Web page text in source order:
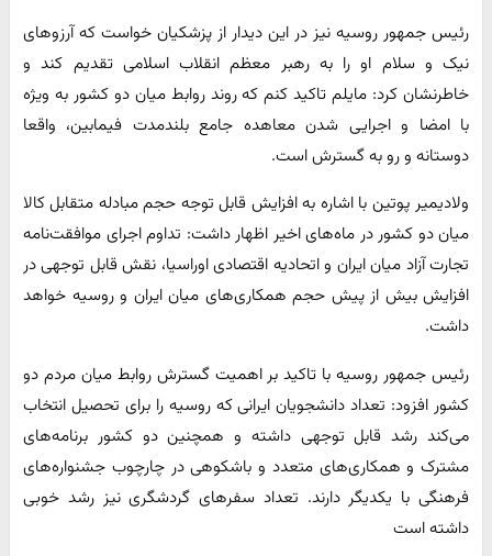
رئیس جمهور روسیه نیز در این دیدار از پزشکیان خواست که آرزوهای
نیک و سلام او را به رهبر معظم انقلاب اسلامی تقدیم کند و
خاطرنشان کرد: مایلم تاکید کنم که روند روابط میان دو کشور به ویژه
با امضا و اجرایی شدن معاهده جامع بلندمدت فیمابین، واقعا
دوستانه و رو به گسترش است.
ولادیمیر پوتین با اشاره به افزایش قابل توجه حجم مبادله متقابل کالا
میان دو کشور در ماه‌های اخیر اظهار داشت: تداوم اجرای موافقت‌نامه
تجارت آزاد میان ایران و اتحادیه اقتصادی اوراسیا، نقش قابل توجهی در
افزایش بیش از پیش حجم همکاری‌های میان ایران و روسیه خواهد
داشت.
رئیس جمهور روسیه با تاکید بر اهمیت گسترش روابط میان مردم دو
کشور افزود: تعداد دانشجویان ایرانی که روسیه را برای تحصیل انتخاب
می‌کند رشد قابل توجهی داشته و همچنین دو کشور برنامه‌های
مشترک و همکاری‌های متعدد و باشکوهی در چارچوب جشنواره‌های
فرهنگی با یکدیگر دارند. تعداد سفرهای گردشگری نیز رشد خوبی
داشته است